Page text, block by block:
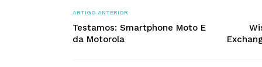
ARTIGO ANTERIOR
Testamos: Smartphone Moto E
da Motorola